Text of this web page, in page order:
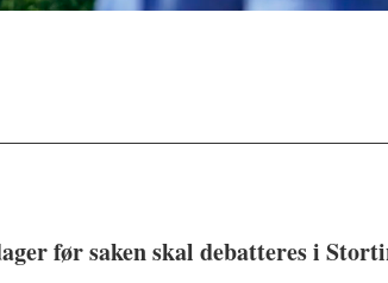
før saken skal debatteres i